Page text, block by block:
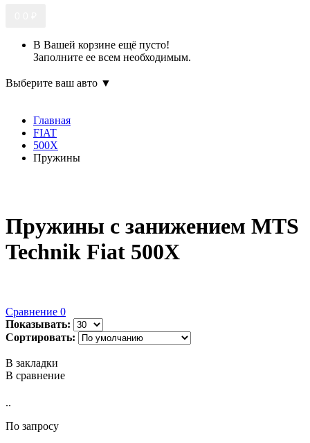
В Вашей корзине ещё пусто!
Заполните ее всем необходимым.
Выберите ваш авто ▼
Главная
FIAT
500X
Пружины
Пружины с занижением MTS
Technik Fiat 500X
Сравнение 0
Показывать:
Сортировать:
В закладки
В сравнение
..
По запросу